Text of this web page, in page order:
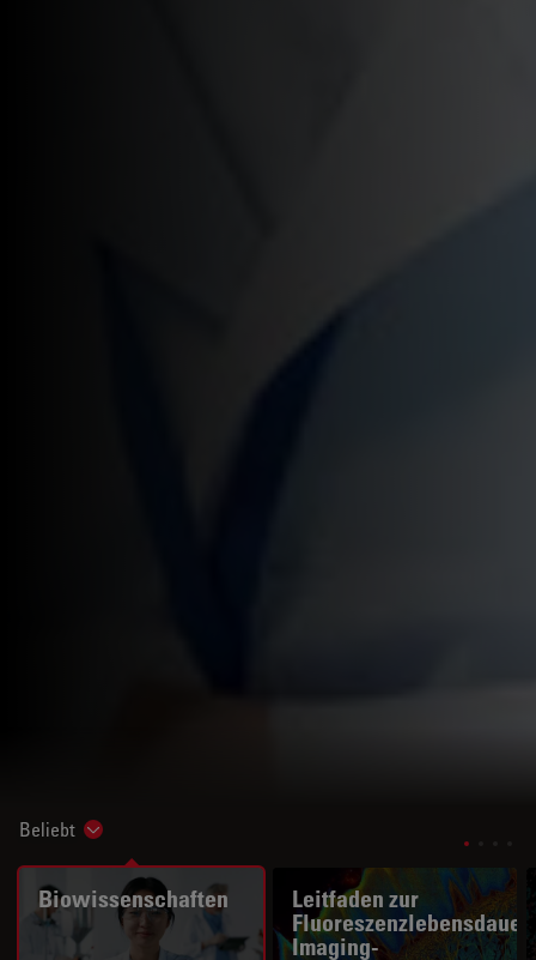
Beliebt Show subnavigation
Biowissenschaften
Leitfaden zur
Fluoreszenzlebensdauer-
Imaging-